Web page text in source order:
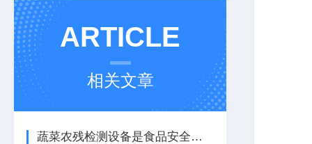
ARTICLE
相关文章
蔬菜农残检测设备是食品安全管理中的重要工具